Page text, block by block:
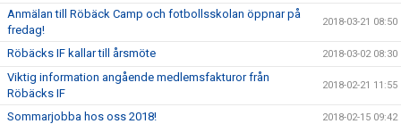
Anmälan till Röbäck Camp och fotbollsskolan öppnar på
fredag!
2018-03-21 08:50
Röbäcks IF kallar till årsmöte 2018-03-02 08:30
Viktig information angående medlemsfakturor från
Röbäcks IF
2018-02-21 11:55
Sommarjobba hos oss 2018! 2018-02-15 09:42